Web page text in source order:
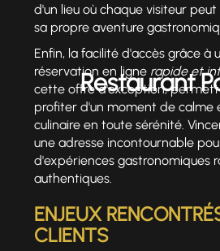
Restaurant
d'un lieu où chaque visiteur
sa propre aventure
Enfin, la facilité d'accès grâce à
réservation en ligne rapide et
cette offre d'exception,
profiter d'un moment de calme
culinaire en toute sérénité.
une adresse incontournable
d'expériences gastronomiques
authentiques.
ENJEUX
CLIENTS